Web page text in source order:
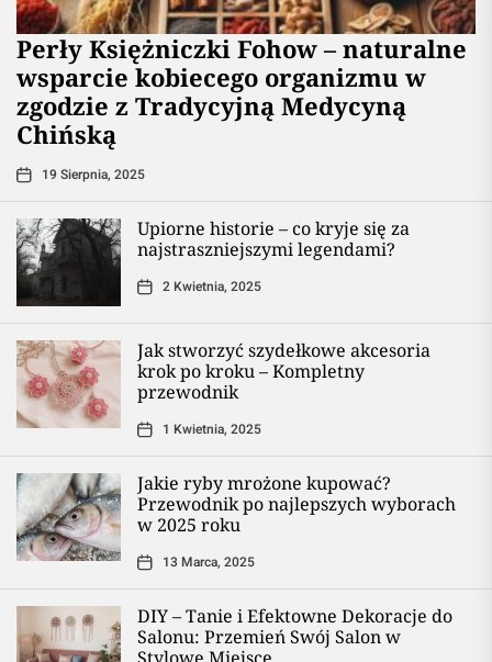
Perły Księżniczki Fohow – naturalne
wsparcie kobiecego organizmu w
zgodzie z Tradycyjną Medycyną
Chińską
19 Sierpnia, 2025
Upiorne historie – co kryje się za
najstraszniejszymi legendami?
2 Kwietnia, 2025
Jak stworzyć szydełkowe akcesoria
krok po kroku – Kompletny
przewodnik
1 Kwietnia, 2025
Jakie ryby mrożone kupować?
Przewodnik po najlepszych wyborach
w 2025 roku
13 Marca, 2025
DIY – Tanie i Efektowne Dekoracje do
Salonu: Przemień Swój Salon w